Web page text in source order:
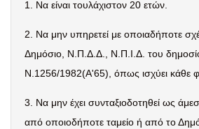
1. Να είναι τουλάχιστον 20 ετών.
2. Να μην υπηρετεί με οποιαδήποτε
Δημόσιο, Ν.Π.Δ.Δ., Ν.Π.Ι.Δ. του
Ν.1256/1982(Α'65), όπως ισχύει κάθε
3. Να μην έχει συνταξιοδοτηθεί ως
από οποιοδήποτε ταμείο ή από το